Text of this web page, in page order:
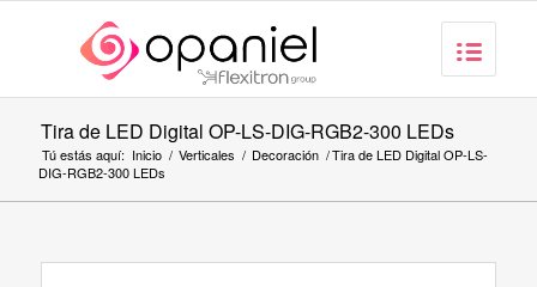
Tira de LED Digital OP-LS-DIG-RGB2-300 LEDs
Tú estás aquí: Inicio / Verticales / Decoración /Tira de LED Digital OP-LS-
DIG-RGB2-300 LEDs